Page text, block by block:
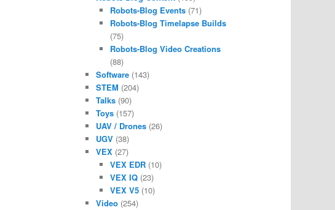
Robots-Blog Events(71)
Robots-Blog Timelapse Builds
(75)
Robots-Blog Video Creations
(88)
Software (143)
STEM (204)
Talks (90)
Toys (157)
UAV / Drones (26)
UGV (38)
VEX (27)
VEX EDR(10)
VEX IQ(23)
VEX V5(10)
Video (254)